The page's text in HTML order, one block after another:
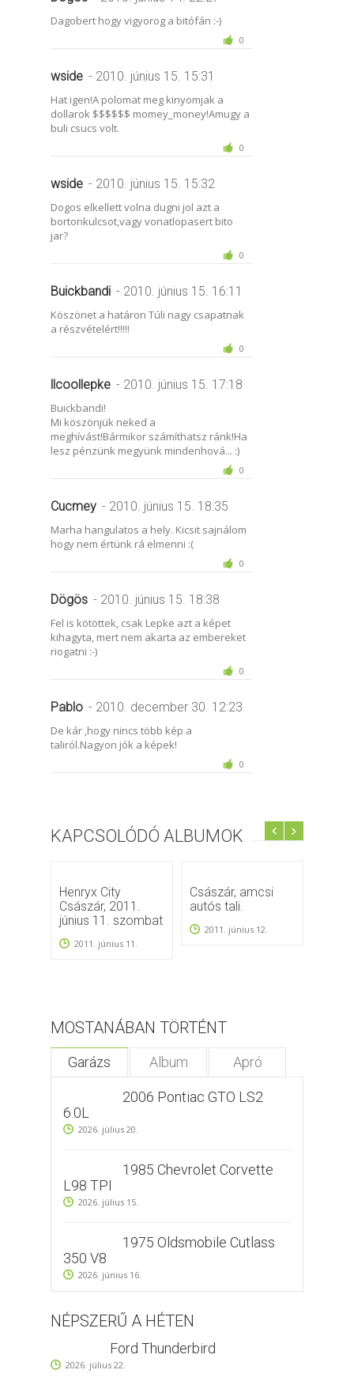
Dagobert hogy vigyorog a bitófán :-)
0
wside - 2010. június 15. 15:31
Hat igen!A polomat meg kinyomjak a
dollarok $$$$$$ momey_money!Amugy a
buli csucs volt.
0
wside - 2010. június 15. 15:32
Dogos elkellett volna dugni jol azt a
bortonkulcsot,vagy vonatlopasert bito
jar?
0
Buickbandi - 2010. június 15. 16:11
Köszönet a határon Túli nagy csapatnak
a részvételért!!!!!
0
llcoollepke - 2010. június 15. 17:18
Buickbandi!
Mi köszönjük neked a
meghívást!Bármikor számíthatsz ránk!Ha
lesz pénzünk megyünk mindenhová... :)
0
Cucmey - 2010. június 15. 18:35
Marha hangulatos a hely. Kicsit sajnálom
hogy nem értünk rá elmenni :(
0
Dögös - 2010. június 15. 18:38
Fel is kötöttek, csak Lepke azt a képet
kihagyta, mert nem akarta az embereket
riogatni :-)
0
Pablo - 2010. december 30. 12:23
De kár ,hogy nincs több kép a
taliról.Nagyon jók a képek!
0
KAPCSOLÓDÓ ALBUMOK
Henryx City
Császár, 2011.
június 11. szombat
2011. június 11.
Császár, amcsi
autós tali.
2011. június 12.
MOSTANÁBAN TÖRTÉNT
Garázs Album Apró
2006 Pontiac GTO LS2
6.0L
2026. július 20.
1985 Chevrolet Corvette
L98 TPI
2026. július 15.
1975 Oldsmobile Cutlass
350 V8
2026. június 16.
NÉPSZERŰ A HÉTEN
Ford Thunderbird
2026. július 22.